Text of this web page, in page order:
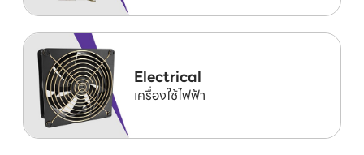
Electrical
เครื่องใช้ไฟฟ้า